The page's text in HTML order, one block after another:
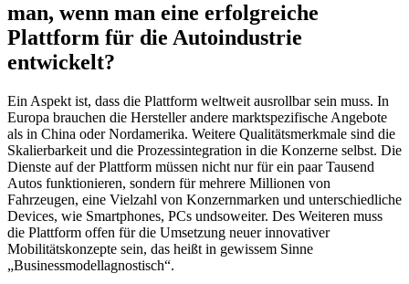
man, wenn man eine erfolgreiche
Plattform für die Autoindustrie
entwickelt?
Ein Aspekt ist, dass die Plattform weltweit ausrollbar sein muss. In
Europa brauchen die Hersteller andere marktspezifische Angebote
als in China oder Nordamerika. Weitere Qualitätsmerkmale sind die
Skalierbarkeit und die Prozessintegration in die Konzerne selbst. Die
Dienste auf der Plattform müssen nicht nur für ein paar Tausend
Autos funktionieren, sondern für mehrere Millionen von
Fahrzeugen, eine Vielzahl von Konzernmarken und unterschiedliche
Devices, wie Smartphones, PCs undsoweiter. Des Weiteren muss
die Plattform offen für die Umsetzung neuer innovativer
Mobilitätskonzepte sein, das heißt in gewissem Sinne
„Businessmodellagnostisch“.